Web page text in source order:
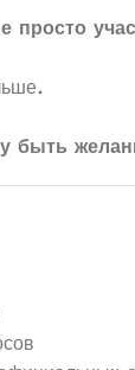
просто
быть